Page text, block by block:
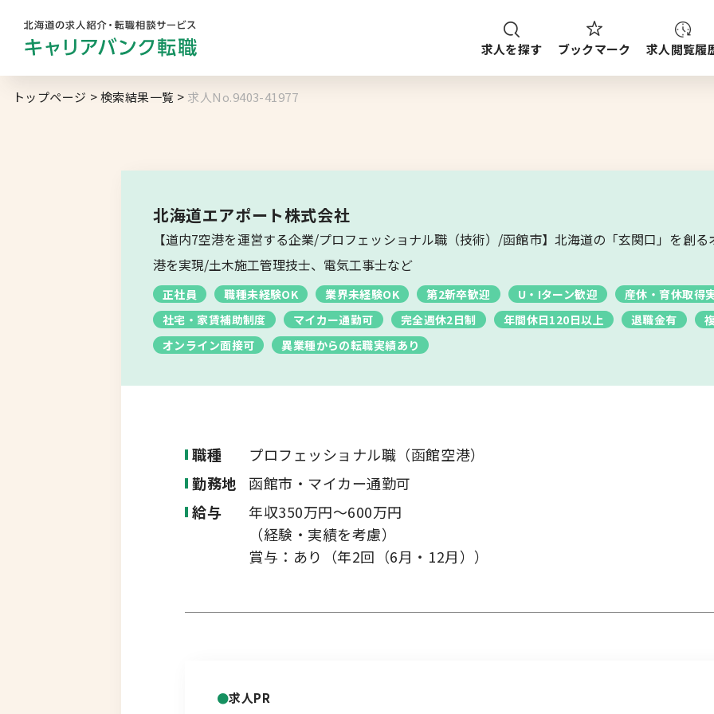
求人を探す ブックマーク 求人閲覧履
コンサルタント紹介
北海道へのU・Iターン向け 転職情報
キャリアマップ
転職の体験談
転職と年収のハナシ
求人を探す ブックマーク
運営会社について 企業担当者の方へ お問い合わせ
求人履歴はありません。
勤務地
札幌市
道央エリア
空知エリア
道東エリア
後志エリア
胆振・日高エリア
トップページ 検索結果一覧 求人No.9403-41977
北海道エアポート株式会社
【道内7空港を運営する企業/プロフェッショナル職（技術）/函館市】北海道の「玄関口」を創
港を実現/土木施工管理技士、電気工事士など
正社員 職種未経験OK 業界未経験OK 第2新卒歓迎 U・Iターン歓迎
産休・育休取得
社宅・家賃補助制度
マイカー通勤可 完全週休2日制 年間休日120日以上 退職金有
オンライン面接可
異業種からの転職実績あり
職種
プロフェッショナル職（函館空港）
勤務地
函館市・マイカー通勤可
給与
年収350万円～600万円
（経験・実績を考慮）
賞与：あり（年2回（6月・12月））
求人PR